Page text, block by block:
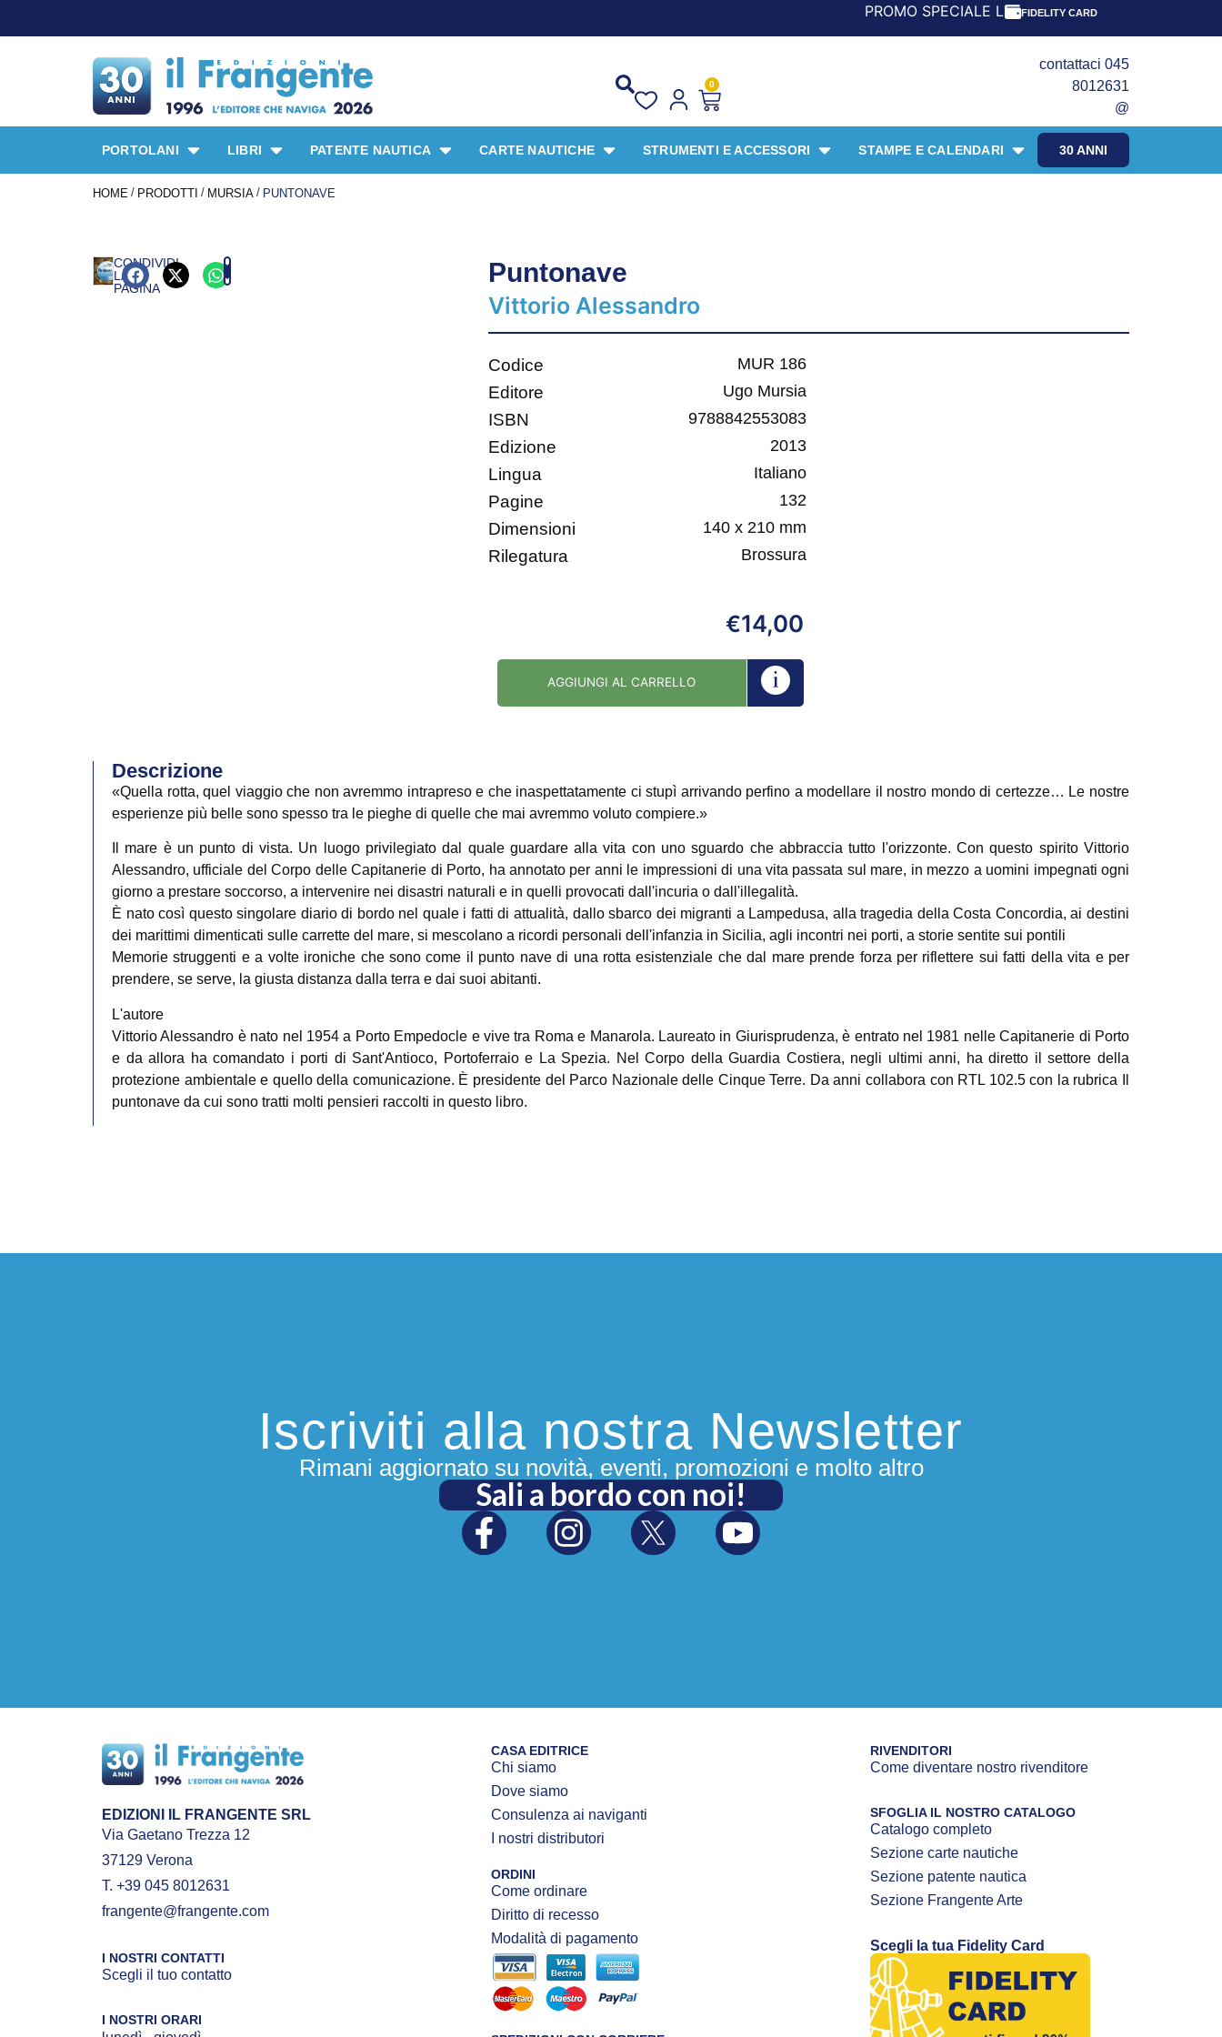
PROMO SPECIALE LIBRI PER I 30 ANNI DEL
FIDELITY CARD
0
contattaci 045
8012631
@
30 ANNI
PORTOLANI LIBRI PATENTE NAUTICA CARTE NAUTICHE STRUMENTI E ACCESSORI STAMPE E CALENDARI
HOME / PRODOTTI / MURSIA / PUNTONAVE
CONDIVIDI
LA
PAGINA
Puntonave
Vittorio Alessandro
Codice MUR 186
Editore Ugo Mursia
ISBN 9788842553083
Edizione 2013
Lingua Italiano
Pagine 132
Dimensioni 140 x 210 mm
Rilegatura Brossura
€14,00
AGGIUNGI AL CARRELLO
Descrizione
«Quella rotta, quel viaggio che non avremmo intrapreso e che inaspettatamente ci stupì arrivando perfino a modellare il nostro mondo di certezze… Le nostre
esperienze più belle sono spesso tra le pieghe di quelle che mai avremmo voluto compiere.»
Il mare è un punto di vista. Un luogo privilegiato dal quale guardare alla vita con uno sguardo che abbraccia tutto l'orizzonte. Con questo spirito Vittorio
Alessandro, ufficiale del Corpo delle Capitanerie di Porto, ha annotato per anni le impressioni di una vita passata sul mare, in mezzo a uomini impegnati ogni
giorno a prestare soccorso, a intervenire nei disastri naturali e in quelli provocati dall'incuria o dall'illegalità.
È nato così questo singolare diario di bordo nel quale i fatti di attualità, dallo sbarco dei migranti a Lampedusa, alla tragedia della Costa Concordia, ai destini
dei marittimi dimenticati sulle carrette del mare, si mescolano a ricordi personali dell'infanzia in Sicilia, agli incontri nei porti, a storie sentite sui pontili
Memorie struggenti e a volte ironiche che sono come il punto nave di una rotta esistenziale che dal mare prende forza per riflettere sui fatti della vita e per
prendere, se serve, la giusta distanza dalla terra e dai suoi abitanti.
L'autore
Vittorio Alessandro è nato nel 1954 a Porto Empedocle e vive tra Roma e Manarola. Laureato in Giurisprudenza, è entrato nel 1981 nelle Capitanerie di Porto
e da allora ha comandato i porti di Sant'Antioco, Portoferraio e La Spezia. Nel Corpo della Guardia Costiera, negli ultimi anni, ha diretto il settore della
protezione ambientale e quello della comunicazione. È presidente del Parco Nazionale delle Cinque Terre. Da anni collabora con RTL 102.5 con la rubrica Il
puntonave da cui sono tratti molti pensieri raccolti in questo libro.
Iscriviti alla nostra Newsletter
Rimani aggiornato su novità, eventi, promozioni e molto altro
Sali a bordo con noi!
EDIZIONI IL FRANGENTE SRL
Via Gaetano Trezza 12
37129 Verona
T. +39 045 8012631
frangente@frangente.com
I NOSTRI CONTATTI
Scegli il tuo contatto
I NOSTRI ORARI
CASA EDITRICE
Chi siamo
Dove siamo
Consulenza ai naviganti
I nostri distributori
ORDINI
Come ordinare
Diritto di recesso
Modalità di pagamento
RIVENDITORI
Come diventare nostro rivenditore
SFOGLIA IL NOSTRO CATALOGO
Catalogo completo
Sezione carte nautiche
Sezione patente nautica
Sezione Frangente Arte
Scegli la tua Fidelity Card